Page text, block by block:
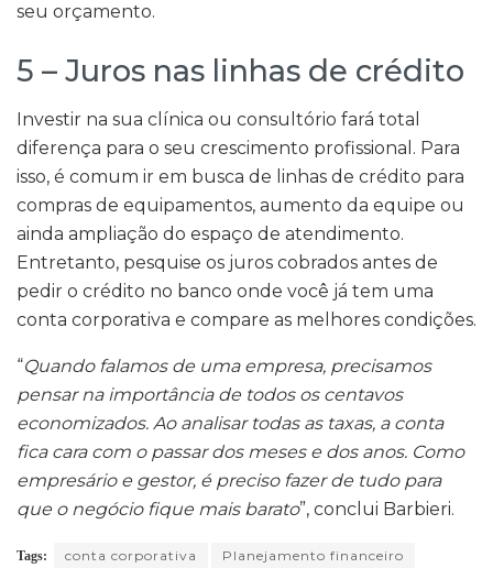
seu orçamento.
5 – Juros nas linhas de crédito
Investir na sua clínica ou consultório fará total
diferença para o seu crescimento profissional. Para
isso, é comum ir em busca de linhas de crédito para
compras de equipamentos, aumento da equipe ou
ainda ampliação do espaço de atendimento.
Entretanto, pesquise os juros cobrados antes de
pedir o crédito no banco onde você já tem uma
conta corporativa e compare as melhores condições.
“Quando falamos de uma empresa, precisamos
pensar na importância de todos os centavos
economizados. Ao analisar todas as taxas, a conta
fica cara com o passar dos meses e dos anos. Como
empresário e gestor, é preciso fazer de tudo para
que o negócio fique mais barato”, conclui Barbieri.
Tags: conta corporativa Planejamento financeiro